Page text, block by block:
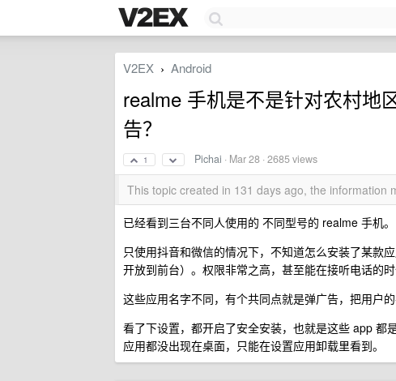
V2EX › Android
realme 手机是不是针对农村地
告？
1 Pichai · Mar 28 · 2685 views
This topic created in 131 days ago, the information
已经看到三台不同人使用的 不同型号的 realme 手机。
只使用抖音和微信的情况下，不知道怎么安装了某款
开放到前台）。权限非常之高，甚至能在接听电话的时
这些应用名字不同，有个共同点就是弹广告，把用户的
看了下设置，都开启了安全安装，也就是这些 app
应用都没出现在桌面，只能在设置应用卸载里看到。